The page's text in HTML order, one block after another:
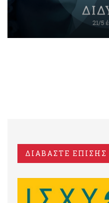
ΔΙΑΒΑΣΤΕ ΕΠΙΣΗΣ